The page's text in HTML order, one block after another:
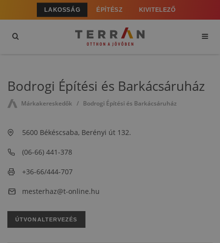
LAKOSSÁG ÉPÍTÉSZ KIVITELEZŐ
Bodrogi Építési és Barkácsáruház
Márkakereskedők Bodrogi Építési és Barkácsáruház
5600 Békéscsaba, Berényi út 132.
(06-66) 441-378
+36-66/444-707
mesterhaz@t-online.hu
ÚTVONALTERVEZÉS